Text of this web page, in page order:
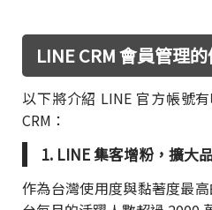
LINE CRM 會員管理
以下將介紹 LINE 官方帳號
CRM：
1. LINE 集客增粉，擴大
作為台灣使用度與黏著度最